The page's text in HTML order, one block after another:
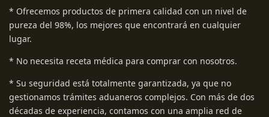
* Ofrecemos productos de primera calidad con un nivel de
pureza del 98%, los mejores que encontrará en cualquier
lugar.
* No necesita receta médica para comprar con nosotros.
* Su seguridad está totalmente garantizada, ya que no
gestionamos trámites aduaneros complejos. Con más de dos
décadas de experiencia, contamos con una amplia red de